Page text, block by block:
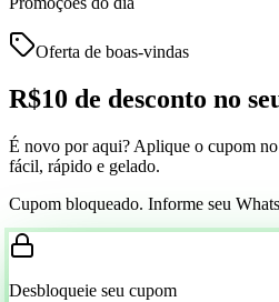
Oferta de boas-vindas
R$10 de desconto no
É novo por aqui? Aplique o cupom
fácil, rápido e gelado.
Cupom bloqueado. Informe seu
Desbloqueie seu cupom